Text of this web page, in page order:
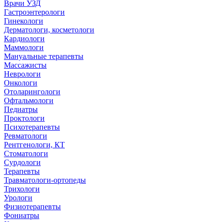
Врачи УЗД
Гастроэнтерологи
Гинекологи
Дерматологи, косметологи
Кардиологи
Маммологи
Мануальные терапевты
Массажисты
Неврологи
Онкологи
Отоларингологи
Офтальмологи
Педиатры
Проктологи
Психотерапевты
Ревматологи
Рентгенологи, КТ
Стоматологи
Сурдологи
Терапевты
Травматологи-ортопеды
Трихологи
Урологи
Физиотерапевты
Фониатры